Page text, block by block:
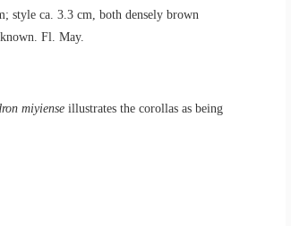
style ca. 3.3 cm, both densely brown
Fl. May.
miyiense illustrates the corollas as being